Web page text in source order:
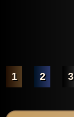
1 2 3